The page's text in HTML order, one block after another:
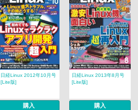
日経Linux 2012年10月号
[Lite版]
購入
日経Linux 2013年8月号
[Lite版]
購入